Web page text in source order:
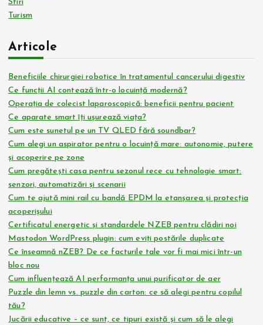
Stiri
Turism
Articole
Beneficiile chirurgiei robotice în tratamentul cancerului digestiv
Ce funcții AI contează într-o locuință modernă?
Operația de colecist laparoscopică: beneficii pentru pacient
Ce aparate smart îți ușurează viața?
Cum este sunetul pe un TV QLED fără soundbar?
Cum alegi un aspirator pentru o locuință mare: autonomie, putere
și acoperire pe zone
Cum pregătești casa pentru sezonul rece cu tehnologie smart:
senzori, automatizări și scenarii
Cum te ajută mini rail cu bandă EPDM la etanșarea și protecția
acoperișului
Certificatul energetic și standardele NZEB pentru clădiri noi
Mastodon WordPress plugin: cum eviți postările duplicate
Ce înseamnă nZEB? De ce facturile tale vor fi mai mici într-un
bloc nou
Cum influențează AI performanța unui purificator de aer
Puzzle din lemn vs. puzzle din carton: ce să alegi pentru copilul
tău?
Jucării educative – ce sunt, ce tipuri există și cum să le alegi